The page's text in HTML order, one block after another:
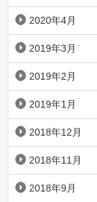
2020年4月
2019年3月
2019年2月
2019年1月
2018年12月
2018年11月
2018年9月